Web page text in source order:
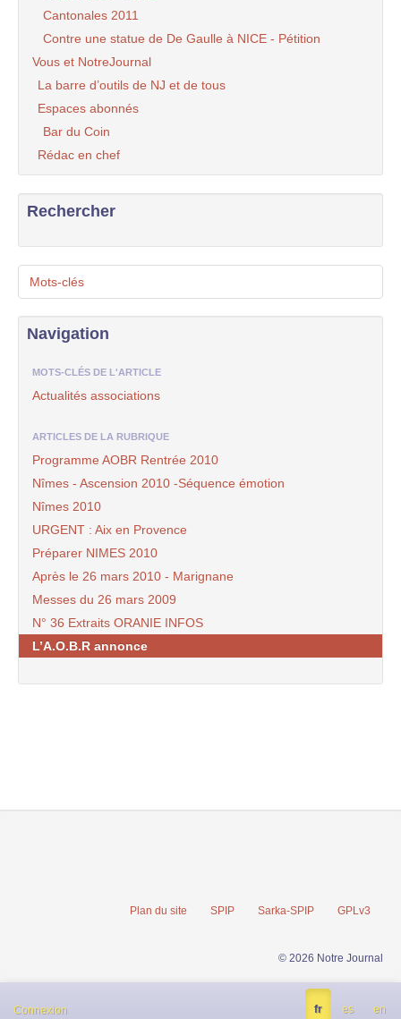
Cantonales 2011
Contre une statue de De Gaulle à NICE - Pétition
Vous et NotreJournal
La barre d’outils de NJ et de tous
Espaces abonnés
Bar du Coin
Rédac en chef
Rechercher
Mots-clés
Navigation
MOTS-CLÉS DE L'ARTICLE
Actualités associations
ARTICLES DE LA RUBRIQUE
Programme AOBR Rentrée 2010
Nîmes - Ascension 2010 -Séquence émotion
Nîmes 2010
URGENT : Aix en Provence
Préparer NIMES 2010
Après le 26 mars 2010 - Marignane
Messes du 26 mars 2009
N° 36 Extraits ORANIE INFOS
L’A.O.B.R annonce
Plan du site SPIP Sarka-SPIP GPLv3
© 2026 Notre Journal
Connexion fr es en